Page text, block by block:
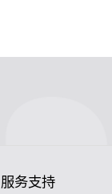
服务支持